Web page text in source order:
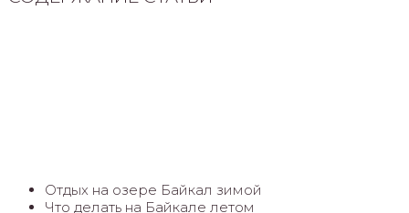
Отдых на озере Байкал зимой
Что делать на Байкале летом